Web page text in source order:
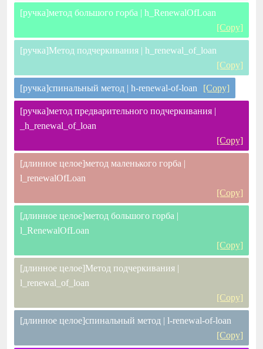
[ручка]метод большого горба | h_RenewalOfLoan
[Copy]
[ручка]Метод подчеркивания | h_renewal_of_loan
[Copy]
[ручка]спинальный метод | h-renewal-of-loan [Copy]
[ручка]метод предварительного подчеркивания |
_h_renewal_of_loan
[Copy]
[длинное целое]метод маленького горба |
l_renewalOfLoan
[Copy]
[длинное целое]метод большого горба |
l_RenewalOfLoan
[Copy]
[длинное целое]Метод подчеркивания |
l_renewal_of_loan
[Copy]
[длинное целое]спинальный метод | l-renewal-of-loan
[Copy]